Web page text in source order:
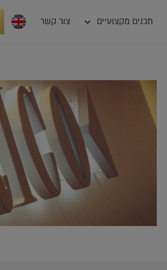
תכנים מקצועיים צור קשר